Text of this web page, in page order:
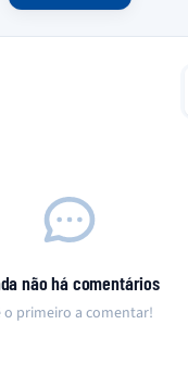
não há comentários
o primeiro a comentar!